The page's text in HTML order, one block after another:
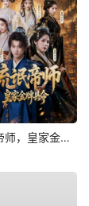
流氓帝师，皇家金牌县令